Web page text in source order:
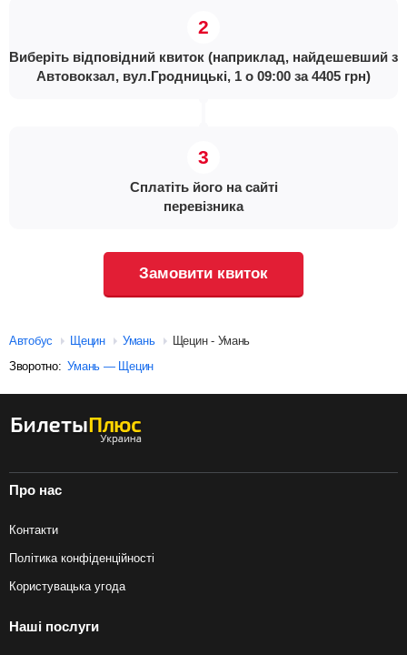
Виберіть відповідний квиток (наприклад, найдешевший з
Автовокзал, вул.Гродницькі, 1 о 09:00 за 4405 грн)
Сплатіть його на сайті
перевізника
Замовити квиток
Автобус Щецин Умань
Щецин - Умань
Зворотно: Умань — Щецин
Про нас
Контакти
Політика конфіденційності
Користувацька угода
Наші послуги